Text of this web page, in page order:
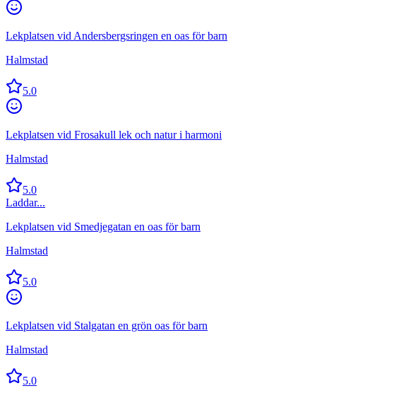
Lekplatsen vid Andersbergsringen en oas för barn
Halmstad
5.0
Lekplatsen vid Frosakull lek och natur i harmoni
Halmstad
5.0
Laddar...
Lekplatsen vid Smedjegatan en oas för barn
Halmstad
5.0
Lekplatsen vid Stalgatan en grön oas för barn
Halmstad
5.0